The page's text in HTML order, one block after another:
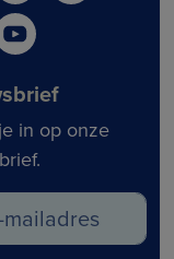
in op onze